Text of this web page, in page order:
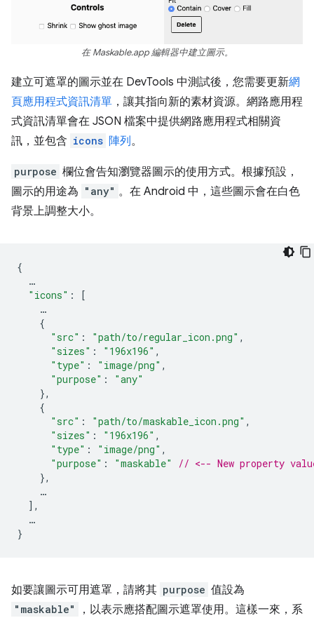
在 Maskable.app 編輯器中建立圖示。
建立可遮罩的圖示並在 DevTools 中測試後，您需要更新網
頁應用程式資訊清單 ，讓其指向新的素材資源。網路應用程
式資訊清單會在 JSON 檔案中提供網路應用程式相關資
訊，並包含 icons 陣列。
purpose 欄位會告知瀏覽器圖示的使用方式。根據預設，
圖示的用途為 "any" 。在 Android 中，這些圖示會在白色
背景上調整大小。
{
…
"icons" :
[
…
{
"src" : "path/to/regular_icon.png" ,
"sizes" : "196x196" ,
"type" : "image/png" ,
"purpose" :
"any"
},
{
"src" : "path/to/maskable_icon.png" ,
"sizes" : "196x196" ,
"type" : "image/png" ,
"purpose" : "maskable"
// <-- New property
},
…
],
…
}
如要讓圖示可用遮罩，請將其 purpose 值設為
"maskable"
，以表示應搭配圖示遮罩使用。這樣一來，系